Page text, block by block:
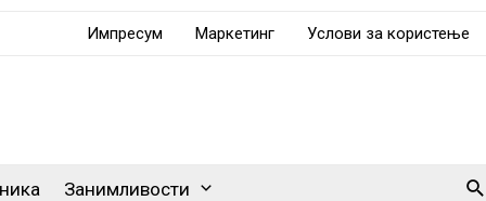
Импресум Маркетинг Услови за користење
Занимливости